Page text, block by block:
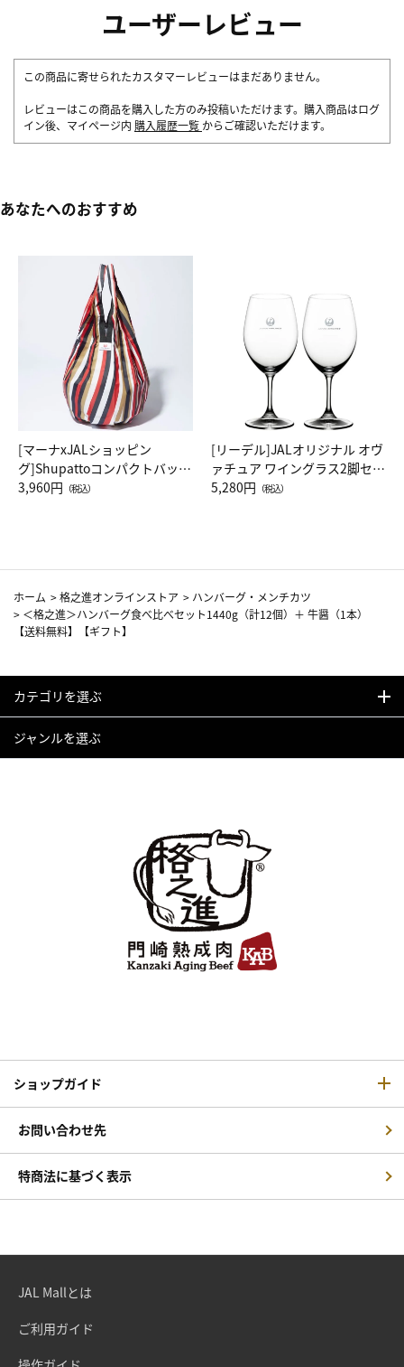
ユーザーレビュー
この商品に寄せられたカスタマーレビューはまだありません。
レビューはこの商品を購入した方のみ投稿いただけます。購入商品はログ
イン後、マイページ内 購入履歴一覧 からご確認いただけます。
あなたへのおすすめ
[マーナxJALショッピン
グ]Shupattoコンパクトバッグ
Drop JAL客室乗務員（LC）ス
3,960円 （税込）
[リーデル]JALオリジナル オヴ
ァチュア ワイングラス2脚セッ
ト（レッドワイン）
5,280円 （税込）
ホーム >格之進オンラインストア > ハンバーグ・メンチカツ
> ＜格之進＞ハンバーグ食べ比べセット1440g（計12個）＋ 牛醤（1本）
【送料無料】【ギフト】
カテゴリを選ぶ
ジャンルを選ぶ
ショップガイド
お問い合わせ先
特商法に基づく表示
JAL Mallとは
ご利用ガイド